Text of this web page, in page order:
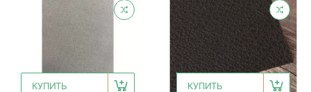
КУПИТЬ КУПИТЬ